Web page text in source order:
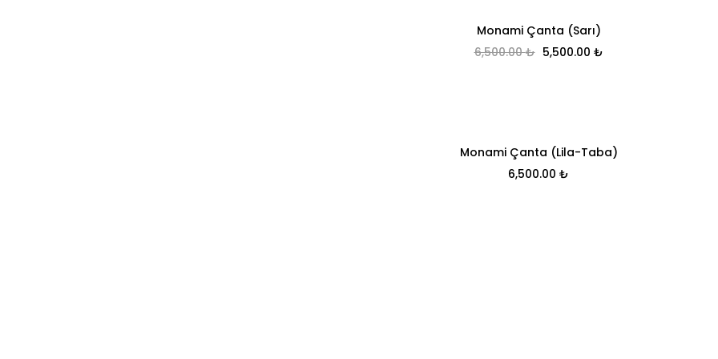
Monami Çanta (Sarı)
6,500.00₺ Orijinal fiyat: 6,500.00 ₺.
5,500.00 ₺Şu andaki fiyat:
Monami Çanta (Lila-Taba)
6,500.00 ₺